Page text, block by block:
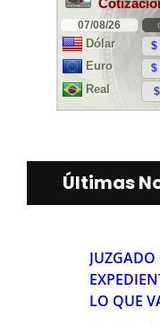
Últimas
JUZGADO
LO QUE